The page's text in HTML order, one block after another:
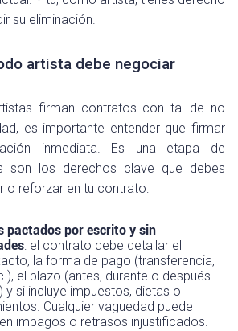
su eliminación.
artista debe negociar
firman contratos con tal de no
es importante entender que firmar
inmediata. Es una etapa de
son los derechos clave que debes
o reforzar en tu contrato:
pactados por escrito y sin
: el contrato debe detallar el
la forma de pago (transferencia,
el plazo (antes, durante o después
y si incluye impuestos, dietas o
Cualquier vaguedad puede
impagos o retrasos injustificados.